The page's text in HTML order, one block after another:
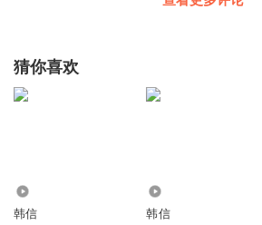
猜你喜欢
韩信 韩信